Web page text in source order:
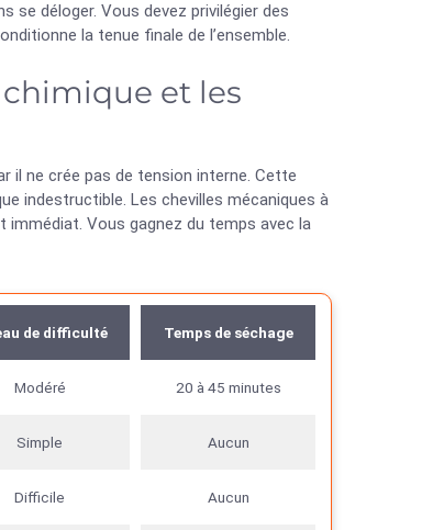
se déloger. Vous devez privilégier des
la tenue finale de l’ensemble.
et les
il ne crée pas de tension interne. Cette
indestructible. Les chevilles mécaniques à
immédiat. Vous gagnez du temps avec la
de difficulté Temps de séchage
Modéré 20 à 45 minutes
Simple Aucun
Difficile Aucun